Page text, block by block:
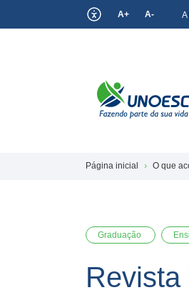
A+ A-
Página inicial O que
Graduação